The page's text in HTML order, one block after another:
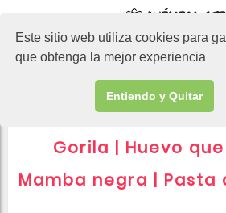
Este sitio web utiliza cookies para
que obtenga la mejor experiencia
Entiendo y Quitar
Experimentos
Gorila | Huevo
Mamba negra |